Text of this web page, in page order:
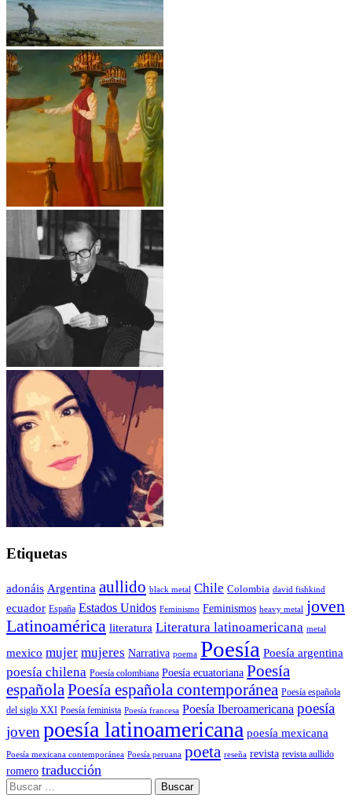
Etiquetas
adonáis Argentina aullido black metal Chile Colombia david fishkind
ecuador España Estados Unidos Feminismo Feminismos heavy metal joven
Latinoamérica literatura Literatura latinoamericana metal
mexico mujer mujeres Narrativa poema Poesía Poesía argentina
poesía chilena Poesía colombiana Poesía ecuatoriana Poesía
española Poesía española contemporánea Poesía española
del siglo XXI Poesía feminista Poesía francesa Poesía Iberoamericana poesía
joven poesía latinoamericana poesía mexicana
Poesía mexicana contemporánea Poesía peruana poeta reseña revista revista aullido
romero traducción
Buscar: